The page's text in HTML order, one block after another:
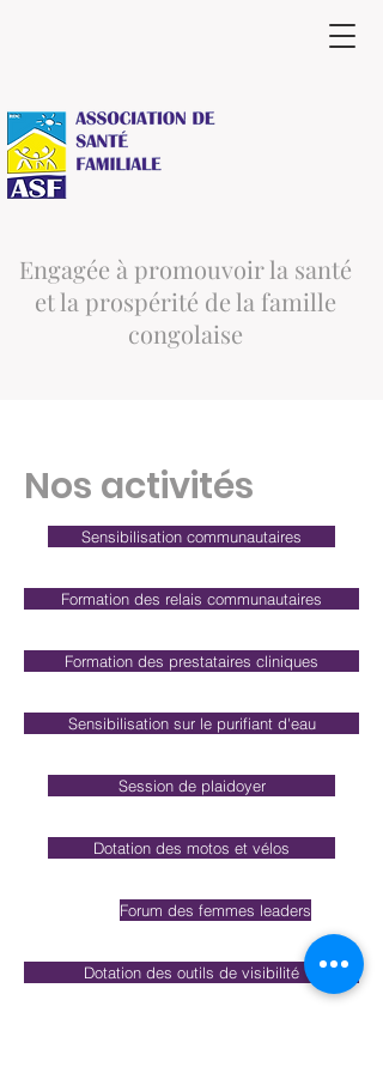
Engagée à promouvoir la santé
et la prospérité de la famille
congolaise
Nos activités
Sensibilisation communautaires
Formation des relais communautaires
Formation des prestataires cliniques
Sensibilisation sur le purifiant d'eau
Session de plaidoyer
Dotation des motos et vélos
Forum des femmes leaders
Dotation des outils de visibilité